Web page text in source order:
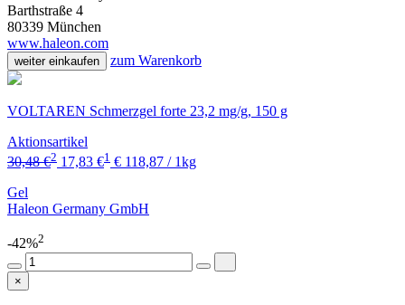
Barthstraße 4
80339 München
www.haleon.com
weiter einkaufen zum Warenkorb
VOLTAREN Schmerzgel forte 23,2 mg/g, 150 g
Aktionsartikel
30,48 €2 17,83 €1 € 118,87 / 1kg
Gel
Haleon Germany GmbH
-42%2
×